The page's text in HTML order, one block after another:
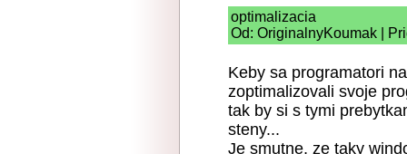
optimalizacia
Od: OriginalnyKoumak |
Keby sa programatori
zoptimalizovali svoje
tak by si s tymi
steny...
Je smutne, ze taky